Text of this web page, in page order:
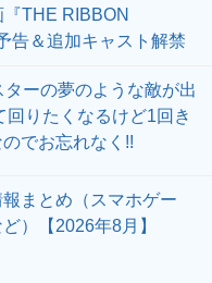
THE RIBBON
告＆追加キャスト解禁
ターの夢のような敵が出
回りたくなるけど1回き
でお忘れなく!!
まとめ（スマホゲー
）【2026年8月】